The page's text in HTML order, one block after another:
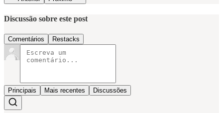
Discussão sobre este post
Comentários Restacks
Principais Mais recentes Discussões